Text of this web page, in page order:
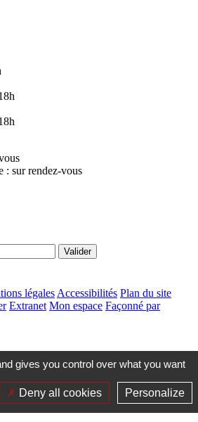
: sur rendez-vous
Valider
légales Accessibilités Plan du site
Extranet Mon espace Façonné par
gives you control over what you want
Deny all cookies Personalize